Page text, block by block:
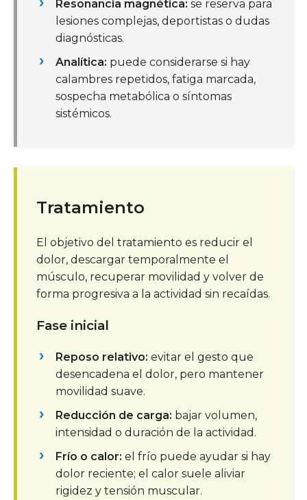
Resonancia magnética: se reserva para
lesiones complejas, deportistas o dudas
diagnósticas.
Analítica: puede considerarse si hay
calambres repetidos, fatiga marcada,
sospecha metabólica o síntomas
sistémicos.
Tratamiento
El objetivo del tratamiento es reducir el
dolor, descargar temporalmente el
músculo, recuperar movilidad y volver de
forma progresiva a la actividad sin recaídas.
Fase inicial
Reposo relativo: evitar el gesto que
desencadena el dolor, pero mantener
movilidad suave.
Reducción de carga: bajar volumen,
intensidad o duración de la actividad.
Frío o calor: el frío puede ayudar si hay
dolor reciente; el calor suele aliviar
rigidez y tensión muscular.